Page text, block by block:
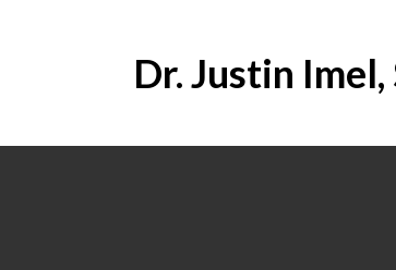
Dr. Justin Imel,